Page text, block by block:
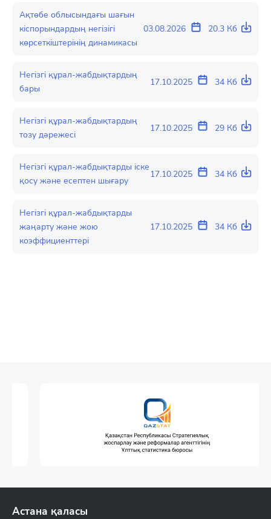
Ақтөбе облысындағы шағын
кіспорындардың негізігі
көрсеткіштерінің динамикасы
03.08.2026 20.3 Кб
Негізгі құрал-жабдықтардың
бары
17.10.2025 34 Кб
Негізгі құрал-жабдықтардың
тозу дәрежесі
17.10.2025 29 Кб
Негізгі құрал-жабдықтарды іске
қосу және есептен шығару
17.10.2025 34 Кб
Негізгі құрал-жабдықтарды
жаңарту және жою
коэффициенттері
17.10.2025 34 Кб
Астана қаласы